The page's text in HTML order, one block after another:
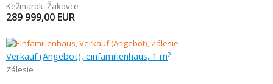
Kežmarok,Žakovce
289 999,00 EUR
Verkauf (Angebot), einfamilienhaus, 1 m2
Zálesie